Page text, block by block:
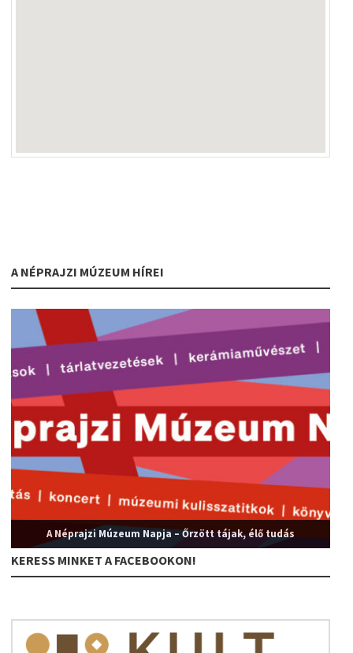
A NÉPRAJZI MÚZEUM HÍREI
A Néprajzi Múzeum Napja – Őrzött tájak, élő tudás
KERESS MINKET A FACEBOOKON!